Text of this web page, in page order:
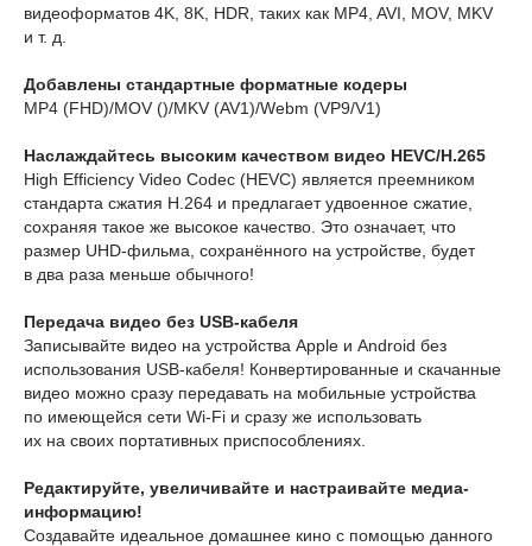
видеоформатов 4K, 8K, HDR, таких как MP4, AVI, MOV, MKV
и т. д.
Добавлены стандартные форматные кодеры
MP4 (FHD)/MOV ()/MKV (AV1)/Webm (VP9/V1)
Наслаждайтесь высоким качеством видео HEVC/H.265
High Efficiency Video Codec (HEVC) является преемником
стандарта сжатия H.264 и предлагает удвоенное сжатие,
сохраняя такое же высокое качество. Это означает, что
размер UHD-фильма, сохранённого на устройстве, будет
в два раза меньше обычного!
Передача видео без USB-кабеля
Записывайте видео на устройства Apple и Android без
использования USB-кабеля! Конвертированные и скачанные
видео можно сразу передавать на мобильные устройства
по имеющейся сети Wi-Fi и сразу же использовать
их на своих портативных приспособлениях.
Редактируйте, увеличивайте и настраивайте медиа-
информацию!
Создавайте идеальное домашнее кино с помощью данного